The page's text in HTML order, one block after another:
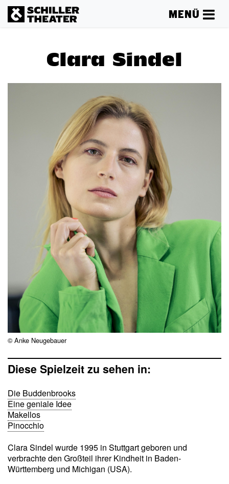
MENÜ
Clara Sindel
© Anke Neugebauer
Diese Spielzeit zu sehen in:
Die Buddenbrooks
Eine geniale Idee
Makellos
Pinocchio
Clara Sindel wurde 1995 in Stuttgart geboren und
verbrachte den Großteil ihrer Kindheit in Baden-
Württemberg und Michigan (USA).